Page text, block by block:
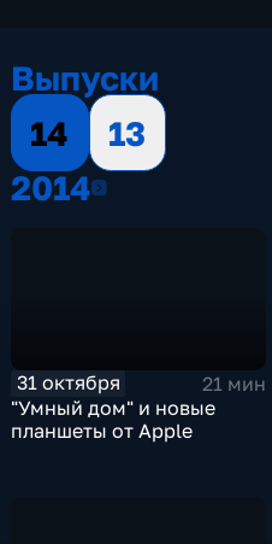
Выпуски
14
13
20142014
31 октября
21 мин
"Умный дом" и новые
планшеты от Apple